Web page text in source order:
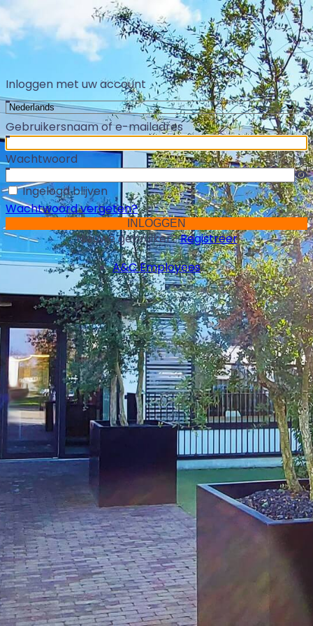
Inloggen met uw account
Gebruikersnaam of e-mailadres
Wachtwoord
Ingelogd blijven
Wachtwoord vergeten?
Nieuwe gebruiker?Registreer
A&C Employees